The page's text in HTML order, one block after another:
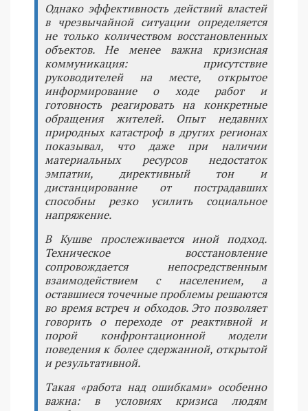
Однако эффективность действий властей
в чрезвычайной ситуации определяется
не только количеством восстановленных
объектов. Не менее важна кризисная
коммуникация: присутствие
руководителей на месте, открытое
информирование о ходе работ и
готовность реагировать на конкретные
обращения жителей. Опыт недавних
природных катастроф в других регионах
показывал, что даже при наличии
материальных ресурсов недостаток
эмпатии, директивный тон и
дистанцирование от пострадавших
способны резко усилить социальное
напряжение.
В Кушве прослеживается иной подход.
Техническое восстановление
сопровождается непосредственным
взаимодействием с населением, а
оставшиеся точечные проблемы решаются
во время встреч и обходов. Это позволяет
говорить о переходе от реактивной и
порой конфронтационной модели
поведения к более сдержанной, открытой
и результативной.
Такая «работа над ошибками» особенно
важна: в условиях кризиса людям